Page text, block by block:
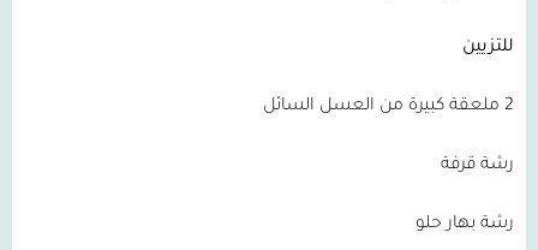
للتزيين
2 ملعقة كبيرة من العسل السائل
رشة قرفة
رشة بهار حلو